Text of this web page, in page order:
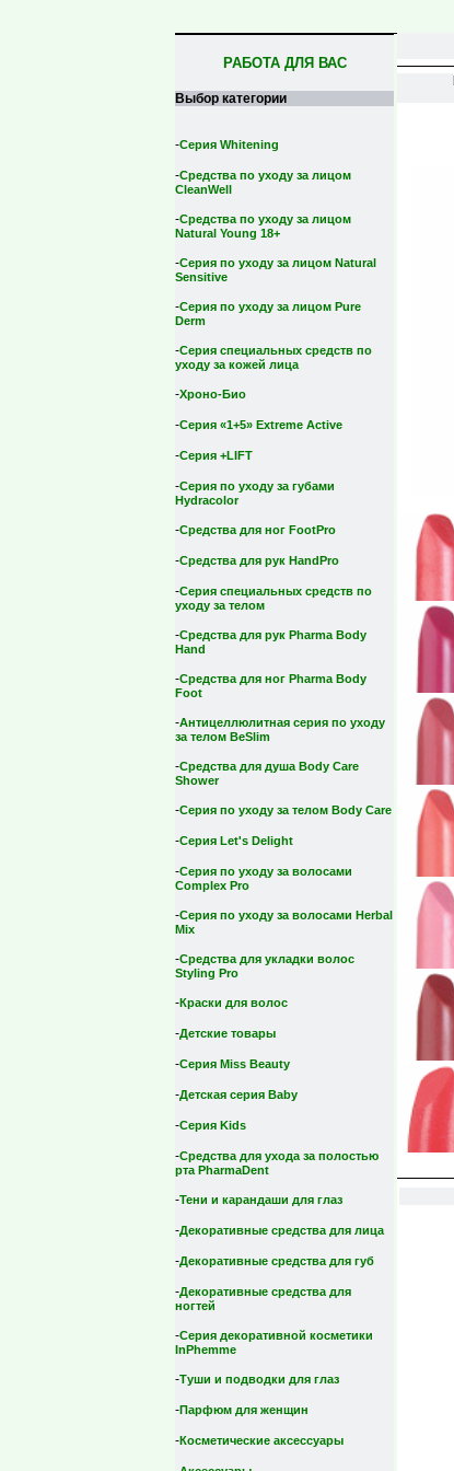
РАБОТА ДЛЯ ВАС
Выбор категории
-Серия Whitening
-Средства по уходу за лицом
CleanWell
-Средства по уходу за лицом
Natural Young 18+
-Серия по уходу за лицом Natural
Sensitive
-Серия по уходу за лицом Pure
Derm
-Серия специальных средств по
уходу за кожей лица
-Хроно-Био
-Серия «1+5» Extreme Active
-Серия +LIFT
-Серия по уходу за губами
Hydracolor
-Средства для ног FootPro
-Средства для рук HandPro
-Серия специальных средств по
уходу за телом
-Средства для рук Pharma Body
Hand
-Средства для ног Pharma Body
Foot
-Антицеллюлитная серия по уходу
за телом BeSlim
-Средства для душа Body Care
Shower
-Серия по уходу за телом Body Care
-Серия Let's Delight
-Серия по уходу за волосами
Complex Pro
-Серия по уходу за волосами Herbal
Mix
-Средства для укладки волос
Styling Pro
-Краски для волос
-Детские товары
-Серия Miss Beauty
-Детская серия Вaby
-Серия Kids
-Средства для ухода за полостью
рта PharmaDent
-Тени и карандаши для глаз
-Декоративные средства для лица
-Декоративные средства для губ
-Декоративные средства для
ногтей
-Серия декоративной косметики
InPhemme
-Туши и подводки для глаз
-Парфюм для женщин
-Косметические аксессуары